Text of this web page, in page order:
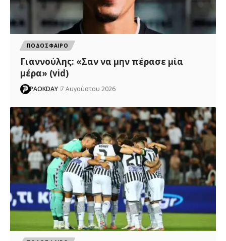
ΠΟΔΟΣΦΑΙΡΟ
Γιαννούλης: «Σαν να μην πέρασε μία
μέρα» (vid)
PAOKDAY 7 Αυγούστου 2026